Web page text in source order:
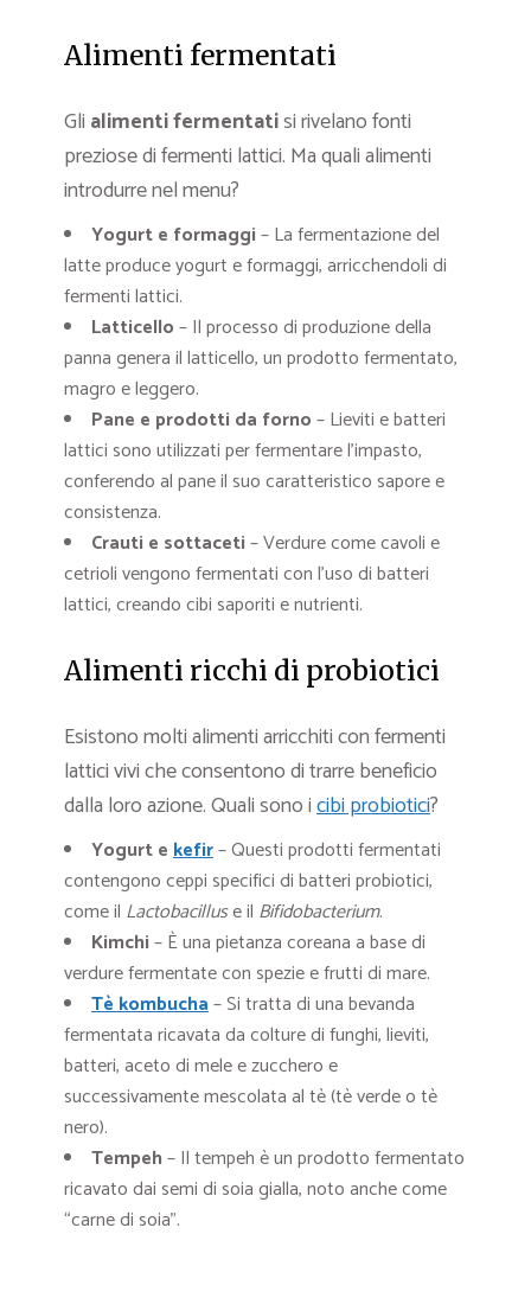
Alimenti fermentati
Gli alimenti fermentatisi rivelano fonti
preziose di fermenti lattici. Ma quali alimenti
introdurre nel menu?
Yogurt e formaggi– La fermentazione del
latte produce yogurt e formaggi, arricchendoli di
fermenti lattici.
Latticello– Il processo di produzione della
panna genera il latticello, un prodotto fermentato,
magro e leggero.
Pane e prodotti da forno– Lieviti e batteri
lattici sono utilizzati per fermentare l’impasto,
conferendo al pane il suo caratteristico sapore e
consistenza.
Crauti e sottaceti– Verdure come cavoli e
cetrioli vengono fermentati con l’uso di batteri
lattici, creando cibi saporiti e nutrienti.
Alimenti ricchi di probiotici
Esistono molti alimenti arricchiti con fermenti
lattici vivi che consentono di trarre beneficio
dalla loro azione. Quali sono icibi probiotici?
Yogurt ekefir– Questi prodotti fermentati
contengono ceppi specifici di batteri probiotici,
come il Lactobacilluse il Bifidobacterium.
Kimchi– È una pietanza coreana a base di
verdure fermentate con spezie e frutti di mare.
Tè kombucha– Si tratta di una bevanda
fermentata ricavata da colture di funghi, lieviti,
batteri, aceto di mele e zucchero e
successivamente mescolata al tè (tè verde o tè
nero).
Tempeh– Il tempeh è un prodotto fermentato
ricavato dai semi di soia gialla, noto anche come
“carne di soia”.